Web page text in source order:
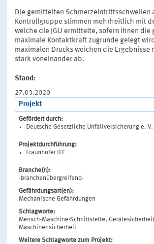
Die gemittelten Schmerzeintrittsschwellen
Kontrollgruppe stimmen mehrheitlich mit
welche die JGU ermittelte, sofern ihnen die
maximale Kontaktkraft zugrunde gelegt
maximalen Drucks weichen die Ergebnisse
stark voneinander ab.
Stand:
27.03.2020
Projekt
Gefördert durch:
Deutsche Gesetzliche Unfallversicherung e. V.
Projektdurchführung:
Fraunhofer IFF
Branche(n):
-branchenübergreifend-
Gefährdungsart(en):
Mechanische Gefährdungen
Schlagworte:
Mensch-Maschine-Schnittstelle,
Maschinensicherheit
Weitere Schlagworte zum Projekt: